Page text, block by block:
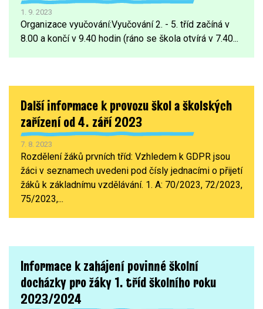
1. 9. 2023
Organizace vyučování:Vyučování 2. - 5. tříd začíná v
8.00 a končí v 9.40 hodin (ráno se škola otvírá v 7.40...
Další informace k provozu škol a školských
zařízení od 4. září 2023
7. 8. 2023
Rozdělení žáků prvních tříd: Vzhledem k GDPR jsou
žáci v seznamech uvedeni pod čísly jednacími o přijetí
žáků k základnímu vzdělávání. 1. A: 70/2023, 72/2023,
75/2023,...
Informace k zahájení povinné školní
docházky pro žáky 1. tříd školního roku
2023/2024